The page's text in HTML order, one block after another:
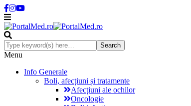
Menu
Info Generale
Boli, afecțiuni și tratamente
Afecțiuni ale ochilor
Oncologie